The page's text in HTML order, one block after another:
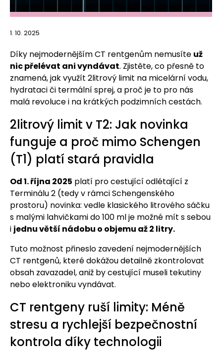
1. 10. 2025
Díky nejmodernějším CT rentgenům nemusíte už
nic přelévat ani vyndávat. Zjistěte, co přesně to
znamená, jak využít 2litrový limit na micelární vodu,
hydrataci či termální sprej, a proč je to pro nás
malá revoluce i na krátkých podzimních cestách.
2litrový limit v T2: Jak novinka
funguje a proč mimo Schengen
(T1) platí stará pravidla
Od 1. října 2025 platí pro cestující odlétající z
Terminálu 2 (tedy v rámci Schengenského
prostoru) novinka: vedle klasického litrového sáčku
s malými lahvičkami do 100 ml je možné mít s sebou
i jednu větší nádobu o objemu až 2 litry.
Tuto možnost přineslo zavedení nejmodernějších
CT rentgenů, které dokážou detailně zkontrolovat
obsah zavazadel, aniž by cestující museli tekutiny
nebo elektroniku vyndávat.
CT rentgeny ruší limity: Méně
stresu a rychlejší bezpečnostní
kontrola díky technologii